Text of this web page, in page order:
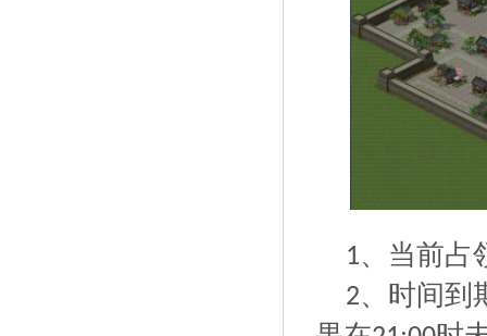
1、当前占
2、时间到